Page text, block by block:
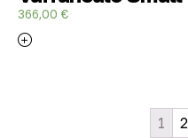
366,00 €
1 2